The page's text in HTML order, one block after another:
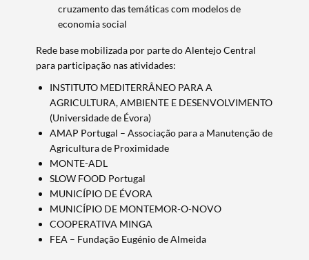
Categorias gerais
Filtros
cruzamento das temáticas com modelos de
economia social
Rede base mobilizada por parte do Alentejo Central
para participação nas atividades:
INSTITUTO MEDITERRÂNEO PARA A
AGRICULTURA, AMBIENTE E DESENVOLVIMENTO
(Universidade de Évora)
AMAP Portugal – Associação para a Manutenção de
Agricultura de Proximidade
MONTE-ADL
SLOW FOOD Portugal
MUNICÍPIO DE ÉVORA
MUNICÍPIO DE MONTEMOR-O-NOVO
COOPERATIVA MINGA
FEA – Fundação Eugénio de Almeida